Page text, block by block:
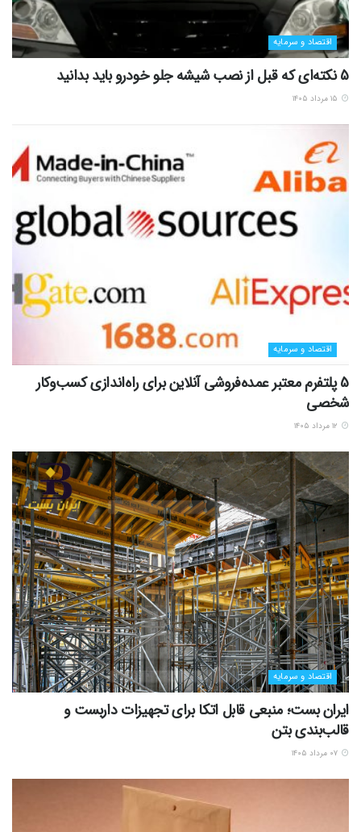
اقتصاد و سرمایه
5 نکته‌ای که قبل از نصب شیشه جلو خودرو باید بدانید
اقتصاد و سرمایه
5 پلتفرم معتبر عمده‌فروشی آنلاین برای راه‌اندازی کسب‌وکار
شخصی
اقتصاد و سرمایه
ایران بست؛ منبعی قابل اتکا برای تجهیزات داربست و
قالب‌بندی بتن